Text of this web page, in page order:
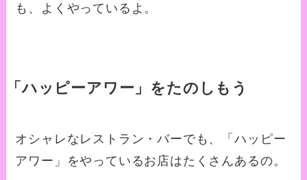
も、よくやっているよ。
「ハッピーアワー」をたのしもう
オシャレなレストラン・バーでも、「ハッピー
アワー」をやっているお店はたくさんあるの。